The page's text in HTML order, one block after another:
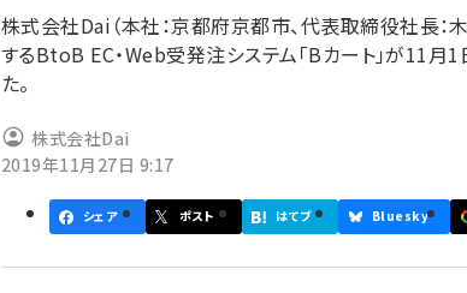
株式会社Dai（本社：京都府京都市、代表取締役社長：
するBtoB EC・Web受発注システム「Bカート」が11
た。
株式会社Dai
2019年11月27日 9:17
シェア ポスト はてブ Bluesky